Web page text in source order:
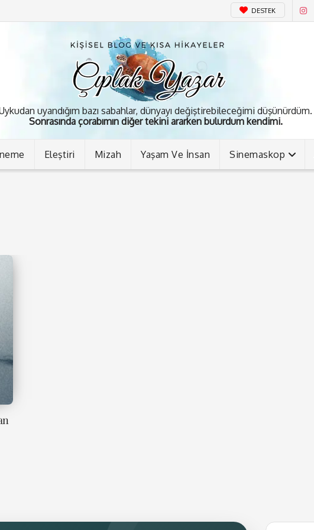
DESTEK
uyandığım bazı sabahlar, dünyayı değiştirebileceğimi düşünürdüm.
Sonrasında çorabımın diğer tekini ararken bulurdum kendimi.
Eleştiri Mizah Yaşam Ve İnsan Sinemaskop